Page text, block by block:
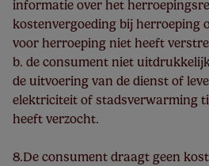
informatie over het
kostenvergoeding bij herroeping
voor herroeping niet heeft
b. de consument niet
de uitvoering van de dienst of
elektriciteit of stadsverwarming
heeft verzocht.
8.De consument draagt geen